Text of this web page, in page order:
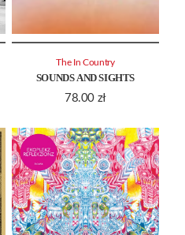
SOUNDS AND SIGHTS
78.00 zł
The In Country